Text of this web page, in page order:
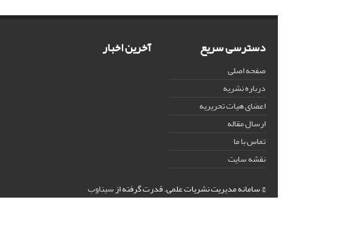
دسترسی سریع
صفحه اصلی
درباره نشریه
اعضای هیات تحریریه
ارسال مقاله
تماس با ما
نقشه سایت
آخرین اخبار
© سامانه مدیریت نشریات علمی.قدرت گرفته ازسیناوب